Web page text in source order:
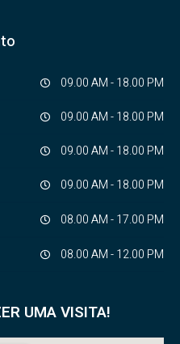
09.00 AM - 18.00 PM
09.00 AM - 18.00 PM
09.00 AM - 18.00 PM
09.00 AM - 18.00 PM
08.00 AM - 17.00 PM
08.00 AM - 12.00 PM
UMA VISITA!